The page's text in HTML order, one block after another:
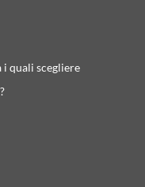
quali scegliere